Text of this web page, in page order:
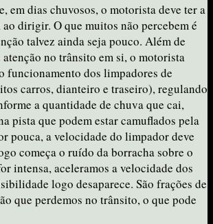
em dias chuvosos, o motorista deve ter a
dirigir. O que muitos não percebem é
talvez ainda seja pouco. Além de
no trânsito em si, o motorista
funcionamento dos limpadores de
carros, dianteiro e traseiro), regulando
a quantidade de chuva que cai,
pista que podem estar camuflados pela
pouca, a velocidade do limpador deve
começa o ruído da borracha sobre o
intensa, aceleramos a velocidade dos
logo desaparece. São frações de
que perdemos no trânsito, o que pode